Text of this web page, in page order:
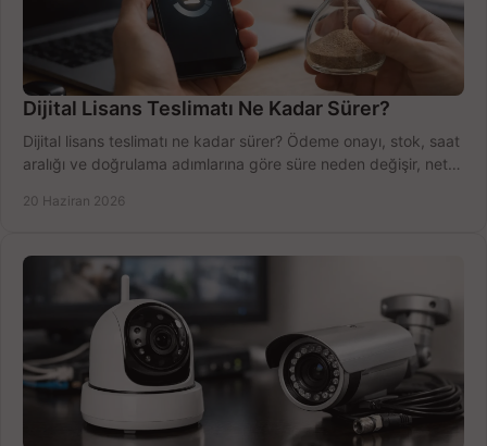
Dijital Lisans Teslimatı Ne Kadar Sürer?
Dijital lisans teslimatı ne kadar sürer? Ödeme onayı, stok, saat
aralığı ve doğrulama adımlarına göre süre neden değişir, net
20 Haziran 2026